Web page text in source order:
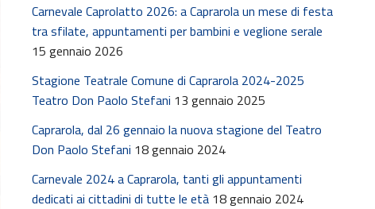
Carnevale Caprolatto 2026: a Caprarola un mese di festa
tra sfilate, appuntamenti per bambini e veglione serale
15 gennaio 2026
Stagione Teatrale Comune di Caprarola 2024-2025
Teatro Don Paolo Stefani 13 gennaio 2025
Caprarola, dal 26 gennaio la nuova stagione del Teatro
Don Paolo Stefani 18 gennaio 2024
Carnevale 2024 a Caprarola, tanti gli appuntamenti
dedicati ai cittadini di tutte le età 18 gennaio 2024